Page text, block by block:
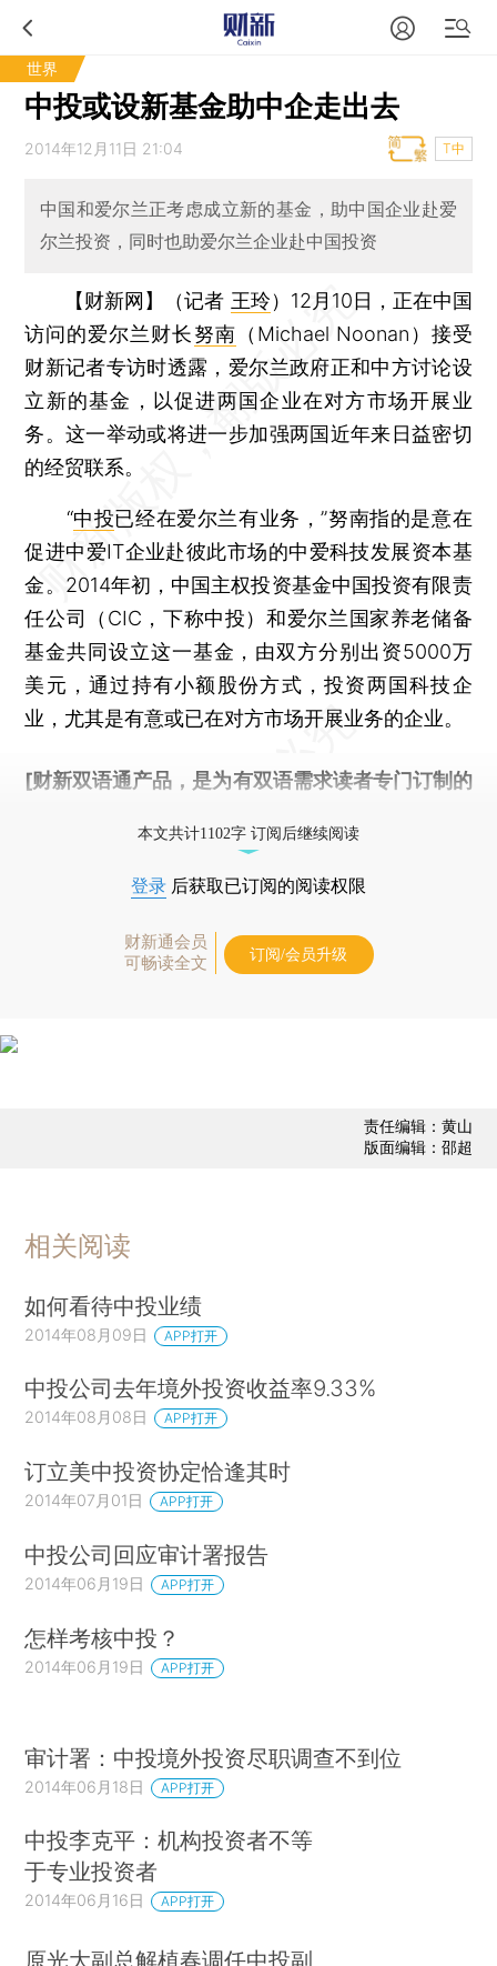
世界
中投或设新基金助中企走出去
2014年12月11日 21:04 T中
中国和爱尔兰正考虑成立新的基金，助中国企业赴爱
尔兰投资，同时也助爱尔兰企业赴中国投资
【财新网】（记者 王玲） 12月10日，正在中国
访问的爱尔兰财长努南 （Michael Noonan）接受
财新记者专访时透露，爱尔兰政府正和中方讨论设
立新的基金，以促进两国企业在对方市场开展业
务。这一举动或将进一步加强两国近年来日益密切
的经贸联系。
“中投已经在爱尔兰有业务，”努南指的是意在
促进中爱IT企业赴彼此市场的中爱科技发展资本基
金。2014年初，中国主权投资基金中国投资有限责
任公司（CIC，下称中投）和爱尔兰国家养老储备
基金共同设立这一基金，由双方分别出资5000万
美元，通过持有小额股份方式，投资两国科技企
业，尤其是有意或已在对方市场开展业务的企业。
[财新双语通产品，是为有双语需求读者专门订制的
本文共计1102字 订阅后继续阅读
登录 后获取已订阅的阅读权限
财新通会员
可畅读全文
订阅/会员升级
责任编辑：黄山
版面编辑：邵超
相关阅读
如何看待中投业绩
2014年08月09日 APP打开
中投公司去年境外投资收益率9.33%
2014年08月08日 APP打开
订立美中投资协定恰逢其时
2014年07月01日 APP打开
中投公司回应审计署报告
2014年06月19日 APP打开
怎样考核中投？
2014年06月19日 APP打开
审计署：中投境外投资尽职调查不到位
2014年06月18日 APP打开
中投李克平：机构投资者不等
于专业投资者
2014年06月16日 APP打开
原光大副总解植春调任中投副